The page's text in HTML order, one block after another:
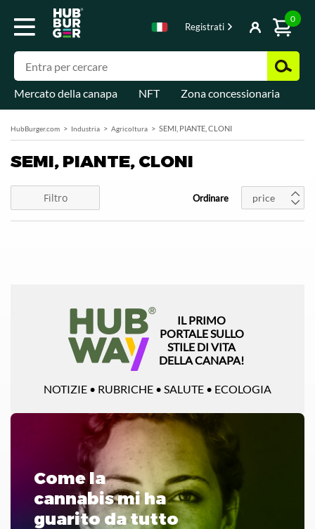
Registrati
0
Mercato della canapa NFT Zona concessionaria
HubBurger.com Industria Agricoltura SEMI, PIANTE, CLONI
SEMI, PIANTE, CLONI
Filtro Ordinare price
IL PRIMO
PORTALE SULLO
STILE DI VITA
DELLA CANAPA!
NOTIZIE • RUBRICHE • SALUTE • ECOLOGIA
Come la
cannabis mi ha
guarito da tutto